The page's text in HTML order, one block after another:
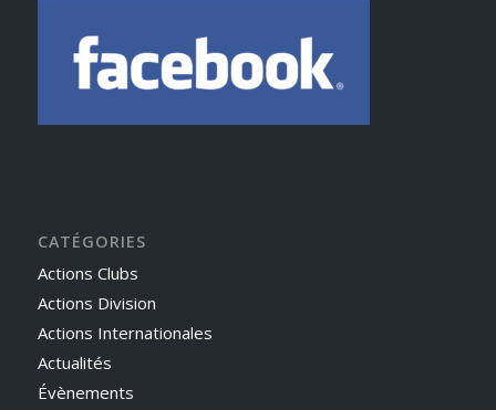
CATÉGORIES
Actions Clubs
Actions Division
Actions Internationales
Actualités
Évènements